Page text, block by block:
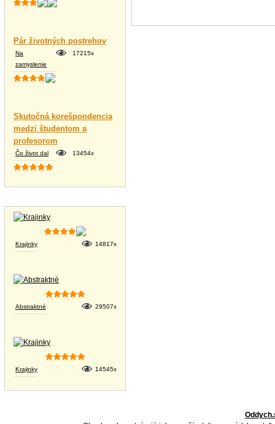
Pár životných postrehov
Na
zamyslenie
17215x
Skutočná korešpondencia
medzi študentom a
profesorom
Čo život dal 13454x
Krajinky 14817x
Abstraktné 29507x
Krajinky 14545x